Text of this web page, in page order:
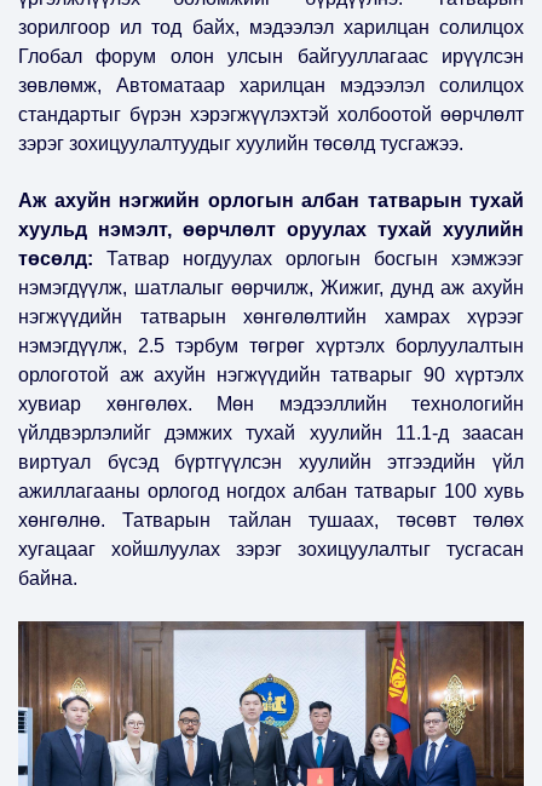
зорилгоор ил тод байх, мэдээлэл харилцан солилцох
Глобал форум олон улсын байгууллагаас ирүүлсэн
зөвлөмж, Автоматаар харилцан мэдээлэл солилцох
стандартыг бүрэн хэрэгжүүлэхтэй холбоотой өөрчлөлт
зэрэг зохицуулалтуудыг хуулийн төсөлд тусгажээ.
Аж ахуйн нэгжийн орлогын албан татварын тухай
хуульд нэмэлт, өөрчлөлт оруулах тухай хуулийн
төсөлд: Татвар ногдуулах орлогын босгын хэмжээг
нэмэгдүүлж, шатлалыг өөрчилж, Жижиг, дунд аж ахуйн
нэгжүүдийн татварын хөнгөлөлтийн хамрах хүрээг
нэмэгдүүлж, 2.5 тэрбум төгрөг хүртэлх борлуулалтын
орлоготой аж ахуйн нэгжүүдийн татварыг 90 хүртэлх
хувиар хөнгөлөх. Мөн мэдээллийн технологийн
үйлдвэрлэлийг дэмжих тухай хуулийн 11.1-д заасан
виртуал бүсэд бүртгүүлсэн хуулийн этгээдийн үйл
ажиллагааны орлогод ногдох албан татварыг 100 хувь
хөнгөлнө. Татварын тайлан тушаах, төсөвт төлөх
хугацааг хойшлуулах зэрэг зохицуулалтыг тусгасан
байна.